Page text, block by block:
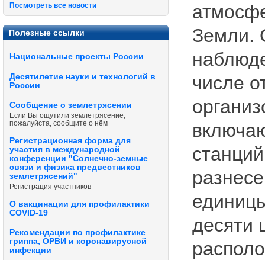
Посмотреть все новости
Полезные ссылки
Национальные проекты России
Десятилетие науки и технологий в
России
Сообщение о землетрясении
Если Вы ощутили землетрясение,
пожалуйста, сообщите о нём
Регистрационная форма для
участия в международной
конференции "Солнечно-земные
связи и физика предвестников
землетрясений"
Регистрация участников
О вакцинации для профилактики
COVID-19
Рекомендации по профилактике
гриппа, ОРВИ и коронавирусной
инфекции
Земли.
числе
десяти